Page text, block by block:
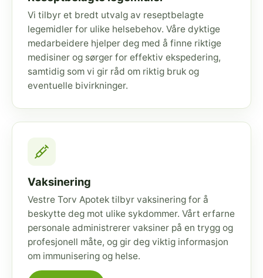
Vi tilbyr et bredt utvalg av reseptbelagte
legemidler for ulike helsebehov. Våre dyktige
medarbeidere hjelper deg med å finne riktige
medisiner og sørger for effektiv ekspedering,
samtidig som vi gir råd om riktig bruk og
eventuelle bivirkninger.
Vaksinering
Vestre Torv Apotek tilbyr vaksinering for å
beskytte deg mot ulike sykdommer. Vårt erfarne
personale administrerer vaksiner på en trygg og
profesjonell måte, og gir deg viktig informasjon
om immunisering og helse.